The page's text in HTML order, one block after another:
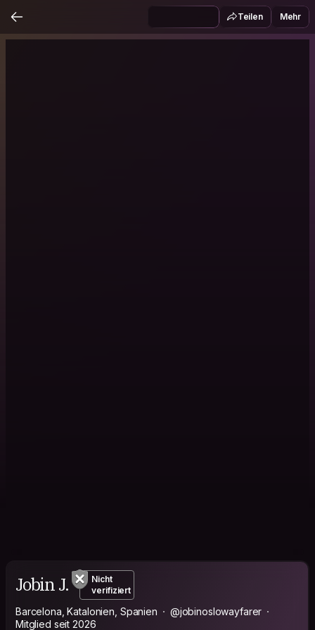
Teilen Mehr
Jobin J.
Nicht
verifiziert
Barcelona, Katalonien, Spanien
@jobinoslowayfarer
Mitglied seit 2026